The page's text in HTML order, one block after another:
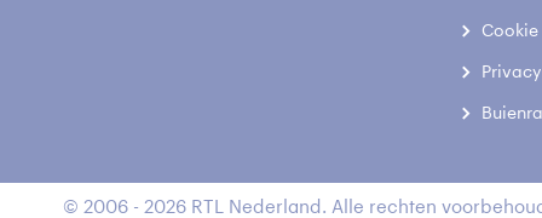
© 2006 - 2026 RTL Nederland. Alle rechten